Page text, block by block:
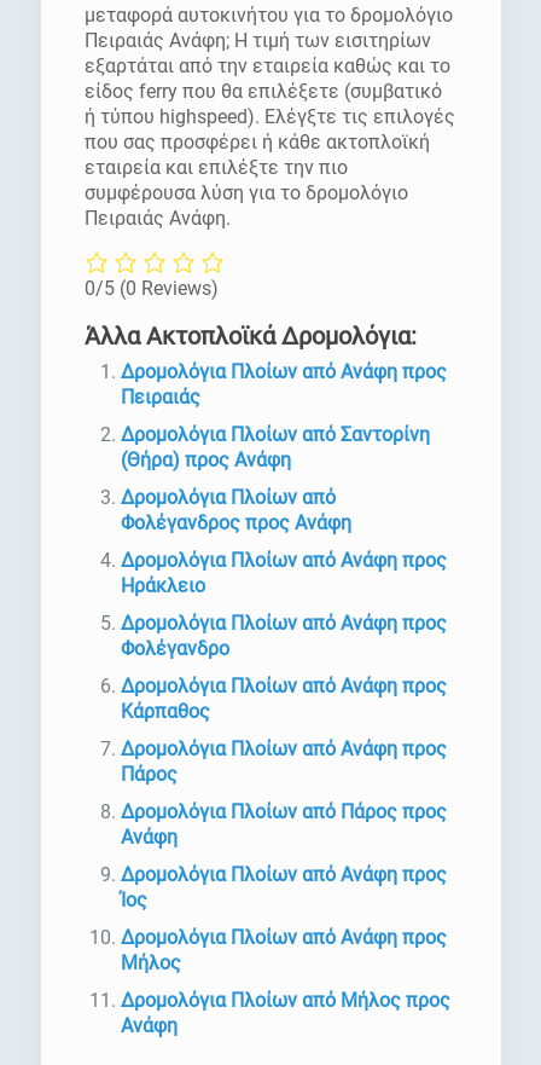
μεταφορά αυτοκινήτου για το δρομολόγιο
Πειραιάς Ανάφη; Η τιμή των εισιτηρίων
εξαρτάται από την εταιρεία καθώς και το
είδος ferry που θα επιλέξετε (συμβατικό
ή τύπου highspeed). Ελέγξτε τις επιλογές
που σας προσφέρει ή κάθε ακτοπλοϊκή
εταιρεία και επιλέξτε την πιο
συμφέρουσα λύση για το δρομολόγιο
Πειραιάς Ανάφη.
0/5 (0 Reviews)
Άλλα Ακτοπλοϊκά Δρομολόγια:
Δρομολόγια Πλοίων από Ανάφη προς
Πειραιάς
Δρομολόγια Πλοίων από Σαντορίνη
(Θήρα) προς Ανάφη
Δρομολόγια Πλοίων από
Φολέγανδρος προς Ανάφη
Δρομολόγια Πλοίων από Ανάφη προς
Ηράκλειο
Δρομολόγια Πλοίων από Ανάφη προς
Φολέγανδρο
Δρομολόγια Πλοίων από Ανάφη προς
Κάρπαθος
Δρομολόγια Πλοίων από Ανάφη προς
Πάρος
Δρομολόγια Πλοίων από Πάρος προς
Ανάφη
Δρομολόγια Πλοίων από Ανάφη προς
Ίος
Δρομολόγια Πλοίων από Ανάφη προς
Μήλος
Δρομολόγια Πλοίων από Μήλος προς
Ανάφη